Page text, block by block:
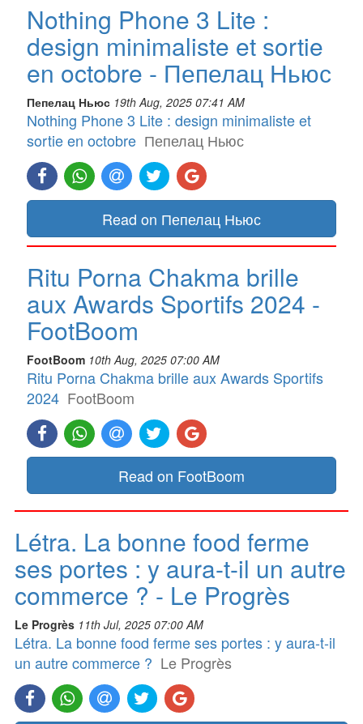
Nothing Phone 3 Lite :
design minimaliste et sortie
en octobre - Пепелац Ньюс
Пепелац Ньюс 19th Aug, 2025 07:41 AM
Nothing Phone 3 Lite : design minimaliste et
sortie en octobre Пепелац Ньюс
Read on Пепелац Ньюс
Ritu Porna Chakma brille
aux Awards Sportifs 2024 -
FootBoom
FootBoom 10th Aug, 2025 07:00 AM
Ritu Porna Chakma brille aux Awards Sportifs
2024 FootBoom
Read on FootBoom
Létra. La bonne food ferme
ses portes : y aura-t-il un autre
commerce ? - Le Progrès
Le Progrès 11th Jul, 2025 07:00 AM
Létra. La bonne food ferme ses portes : y aura-t-il
un autre commerce ? Le Progrès